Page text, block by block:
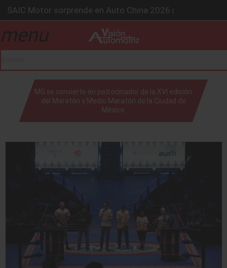
BMW Group alcanza los 2 millones de autos eléctricos y
La Nissan Frontier V6 PRO-4X conquista la Ruta del Oso
Kia lanza en México el servicio “59 minutos o gratis” y
menu
MG se convierte en patrocinador de la XVI edición
del Maratón y Medio Maratón de la Ciudad de
México